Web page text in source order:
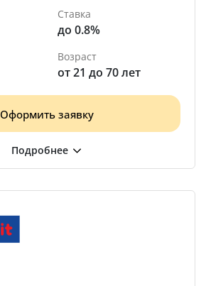
Ставка
до 0.8%
Возраст
от 21 до 70 лет
Оформить заявку